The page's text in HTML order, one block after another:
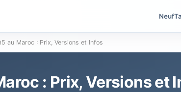
Neuf
au Maroc : Prix, Versions et Infos
: Prix, Versions et